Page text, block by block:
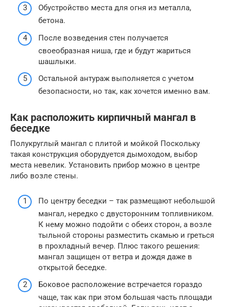
Обустройство места для огня из металла,
бетона.
После возведения стен получается
своеобразная ниша, где и будут жариться
шашлыки.
Остальной антураж выполняется с учетом
безопасности, но так, как хочется именно вам.
Как расположить кирпичный мангал в
беседке
Полукруглый мангал с плитой и мойкой Поскольку
такая конструкция оборудуется дымоходом, выбор
места невелик. Установить прибор можно в центре
либо возле стены.
По центру беседки – так размещают небольшой
мангал, нередко с двусторонним топливником.
К нему можно подойти с обеих сторон, а возле
тыльной стороны разместить скамью и греться
в прохладный вечер. Плюс такого решения:
мангал защищен от ветра и дождя даже в
открытой беседке.
Боковое расположение встречается гораздо
чаще, так как при этом большая часть площади